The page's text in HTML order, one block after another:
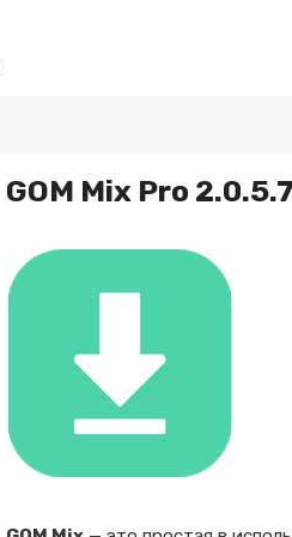
GOM Mix Pro